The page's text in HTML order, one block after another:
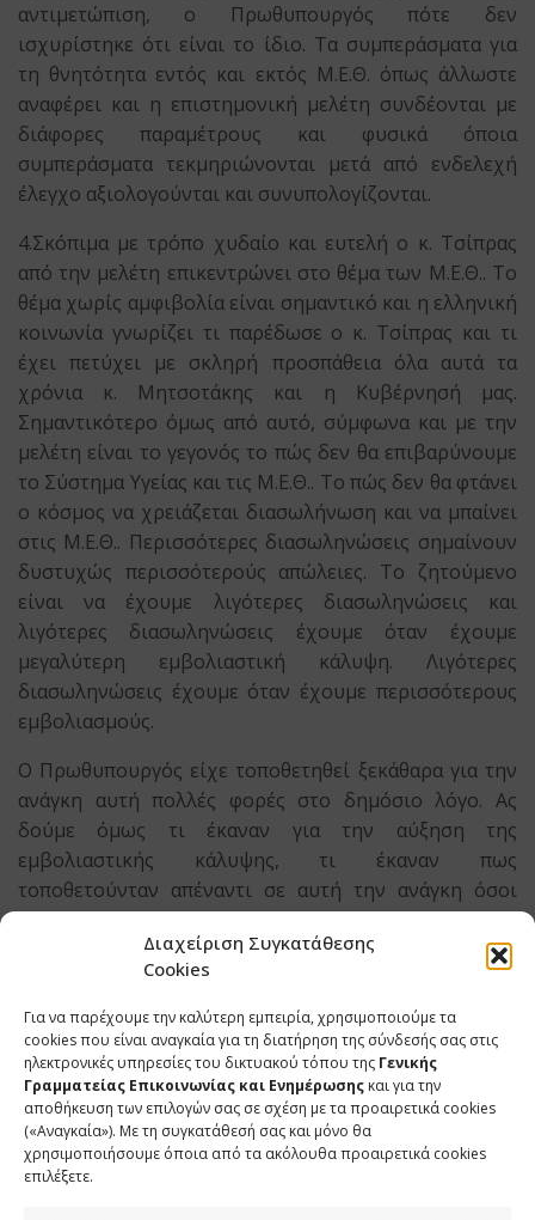
Διαχείριση Συγκατάθεσης
Cookies
Για να παρέχουμε την καλύτερη εμπειρία, χρησιμοποιούμε τα
cookies που είναι αναγκαία για τη διατήρηση της σύνδεσής σας στις
ηλεκτρονικές υπηρεσίες του δικτυακού τόπου της Γενικής
Γραμματείας Επικοινωνίας και Ενημέρωσης και για την
αποθήκευση των επιλογών σας σε σχέση με τα προαιρετικά cookies
(«Αναγκαία»). Με τη συγκατάθεσή σας και μόνο θα
χρησιμοποιήσουμε όποια από τα ακόλουθα προαιρετικά cookies
επιλέξετε.
αντιμετώπιση, ο Πρωθυπουργός πότε δεν
ισχυρίστηκε ότι είναι το ίδιο. Τα συμπεράσματα για
τη θνητότητα εντός και εκτός Μ.Ε.Θ. όπως άλλωστε
αναφέρει και η επιστημονική μελέτη συνδέονται με
διάφορες παραμέτρους και φυσικά όποια
συμπεράσματα τεκμηριώνονται μετά από ενδελεχή
έλεγχο αξιολογούνται και συνυπολογίζονται.
4.Σκόπιμα με τρόπο χυδαίο και ευτελή ο κ. Τσίπρας
από την μελέτη επικεντρώνει στο θέμα των Μ.Ε.Θ.. Το
θέμα χωρίς αμφιβολία είναι σημαντικό και η ελληνική
κοινωνία γνωρίζει τι παρέδωσε ο κ. Τσίπρας και τι
έχει πετύχει με σκληρή προσπάθεια όλα αυτά τα
χρόνια κ. Μητσοτάκης και η Κυβέρνησή μας.
Σημαντικότερο όμως από αυτό, σύμφωνα και με την
μελέτη είναι το γεγονός το πώς δεν θα επιβαρύνουμε
το Σύστημα Υγείας και τις Μ.Ε.Θ.. Το πώς δεν θα φτάνει
ο κόσμος να χρειάζεται διασωλήνωση και να μπαίνει
στις Μ.Ε.Θ.. Περισσότερες διασωληνώσεις σημαίνουν
δυστυχώς περισσότερούς απώλειες. Το ζητούμενο
είναι να έχουμε λιγότερες διασωληνώσεις και
λιγότερες διασωληνώσεις έχουμε όταν έχουμε
μεγαλύτερη εμβολιαστική κάλυψη. Λιγότερες
διασωληνώσεις έχουμε όταν έχουμε περισσότερους
εμβολιασμούς.
Ο Πρωθυπουργός είχε τοποθετηθεί ξεκάθαρα για την
ανάγκη αυτή πολλές φορές στο δημόσιο λόγο. Ας
δούμε όμως τι έκαναν για την αύξηση της
εμβολιαστικής κάλυψης, τι έκαναν πως
τοποθετούνταν απέναντι σε αυτή την ανάγκη όσοι
σήμερα επικαλούμενοι αποσπασματικά κομμάτια της
συγκεκριμένης μελέτης εμφανίζονται ως κατήγοροι
και μας κουνούν το δάχτυλο. Να σας θυμίσω τι
έκαναν:
-Την 1η Δεκεμβρίου 2021 ο κ. Τσίπρας καταψήφισε
τον υποχρεωτικό εμβολιασμό των συμπολιτών μας
από 60 ετών και πάνω.
-Στις 8 Δεκεμβρίου του 2021 ο κ. Τσίπρας καταψήφισε